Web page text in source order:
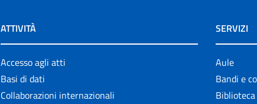
ATTIVITÀ
Accesso agli atti
Basi di dati
Collaborazioni internazionali
SERVIZI
Aule
Bandi e
Biblioteca